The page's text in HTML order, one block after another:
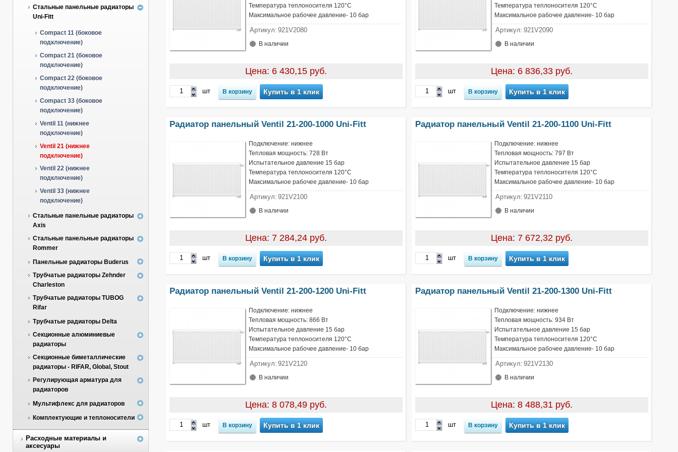
Стальные панельные радиаторы
Uni-Fitt
Compact 11 (боковое
подключение)
Compact 21 (боковое
подключение)
Compact 22 (боковое
подключение)
Compact 33 (боковое
подключение)
Ventil 11 (нижнее
подключение)
Ventil 21 (нижнее
подключение)
Ventil 22 (нижнее
подключение)
Ventil 33 (нижнее
подключение)
Стальные панельные радиаторы
Axis
Стальные панельные радиаторы
Rommer
Панельные радиаторы Buderus
Трубчатые радиаторы Zehnder
Charleston
Трубчатые радиаторы TUBOG
Rifar
Трубчатые радиаторы Delta
Секционные алюминиевые
радиаторы
Секционные биметаллические
радиаторы - RIFAR, Global, Stout
Регулирующая арматура для
радиаторов
Мультифлекс для радиаторов
Комплектующие и теплоносители
Расходные материалы и
аксесуары
Температура теплоносителя 120°С
Максимальное рабочее давление- 10 бар
Артикул: 921V2080
В наличии
Цена: 6 430,15 руб.
шт Купить в 1 клик
Температура теплоносителя 120°С
Максимальное рабочее давление- 10 бар
Артикул: 921V2090
В наличии
Цена: 6 836,33 руб.
шт Купить в 1 клик
Радиатор панельный Ventil 21-200-1000 Uni-Fitt
Подключение: нижнее
Тепловая мощность: 728 Вт
Испытательное давление 15 бар
Температура теплоносителя 120°С
Максимальное рабочее давление- 10 бар
Артикул: 921V2100
В наличии
Цена: 7 284,24 руб.
шт Купить в 1 клик
Радиатор панельный Ventil 21-200-1100 Uni-Fitt
Подключение: нижнее
Тепловая мощность: 797 Вт
Испытательное давление 15 бар
Температура теплоносителя 120°С
Максимальное рабочее давление- 10 бар
Артикул: 921V2110
В наличии
Цена: 7 672,32 руб.
шт Купить в 1 клик
Радиатор панельный Ventil 21-200-1200 Uni-Fitt
Подключение: нижнее
Тепловая мощность: 866 Вт
Испытательное давление 15 бар
Температура теплоносителя 120°С
Максимальное рабочее давление- 10 бар
Артикул: 921V2120
В наличии
Цена: 8 078,49 руб.
шт Купить в 1 клик
Радиатор панельный Ventil 21-200-1300 Uni-Fitt
Подключение: нижнее
Тепловая мощность: 934 Вт
Испытательное давление 15 бар
Температура теплоносителя 120°С
Максимальное рабочее давление- 10 бар
Артикул: 921V2130
В наличии
Цена: 8 488,31 руб.
шт Купить в 1 клик